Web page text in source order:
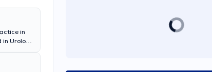
in
Urology
the